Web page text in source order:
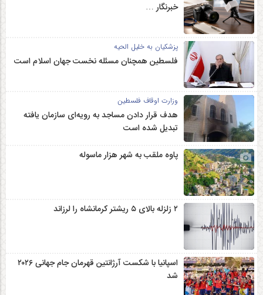
خبرنگار …
پزشکیان به خلیل الحیه
فلسطین همچنان مسئله نخست جهان اسلام است
وزارت اوقاف فلسطین
هدف قرار دادن مساجد به رویه‌ای سازمان‌ یافته
تبدیل شده است
پاوه ملقب به شهر هزار ماسوله
۲ زلزله‌ بالای ۵ ریشتر کرمانشاه را لرزاند
اسپانیا با شکست آرژانتین قهرمان جام جهانی ۲۰۲۶
شد